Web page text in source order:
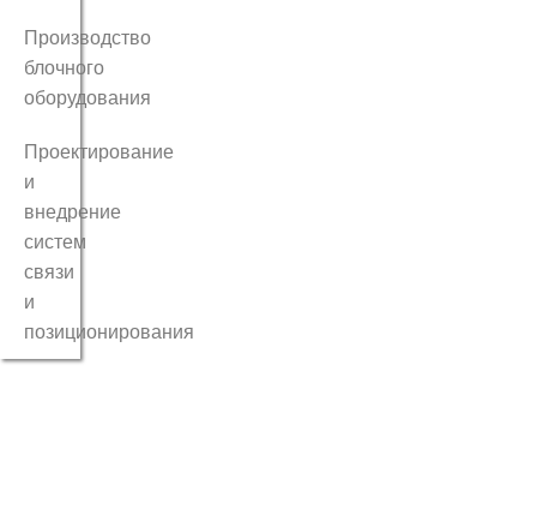
Производство
блочного
оборудования
Проектирование
и
внедрение
систем
связи
и
позиционирования